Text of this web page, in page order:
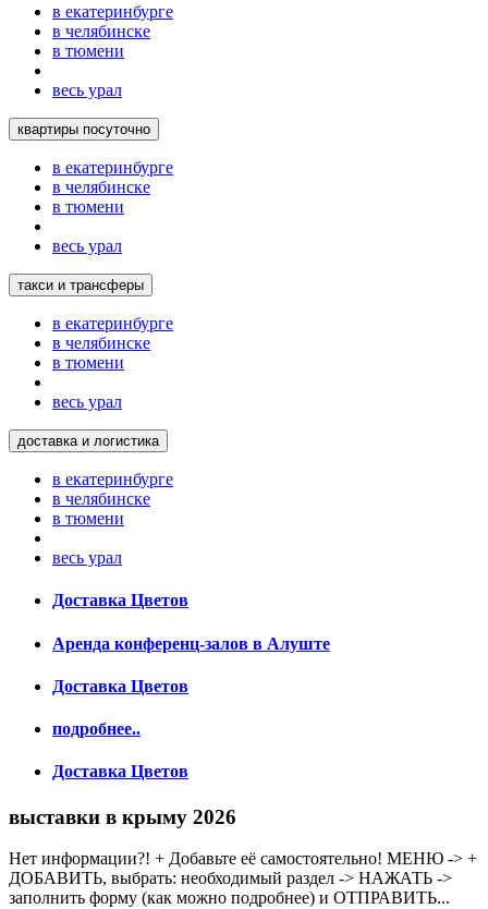
в екатеринбурге
в челябинске
в тюмени
весь урал
квартиры посуточно
в екатеринбурге
в челябинске
в тюмени
весь урал
такси и трансферы
в екатеринбурге
в челябинске
в тюмени
весь урал
доставка и логистика
в екатеринбурге
в челябинске
в тюмени
весь урал
Доставка Цветов
Аренда конференц-залов в Алуште
Доставка Цветов
подробнее..
Доставка Цветов
выставки в крыму 2026
Нет информации?! + Добавьте её самостоятельно! МЕНЮ -> +
ДОБАВИТЬ, выбрать: необходимый раздел -> НАЖАТЬ ->
заполнить форму (как можно подробнее) и ОТПРАВИТЬ...